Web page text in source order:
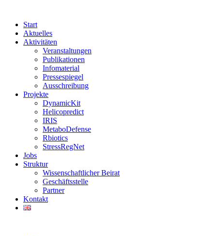
Start
Aktuelles
Aktivitäten
Veranstaltungen
Publikationen
Infomaterial
Pressespiegel
Ausschreibung
Projekte
DynamicKit
Helicopredict
IRIS
MetaboDefense
Rbiotics
StressRegNet
Jobs
Struktur
Wissenschaftlicher Beirat
Geschäftsstelle
Partner
Kontakt